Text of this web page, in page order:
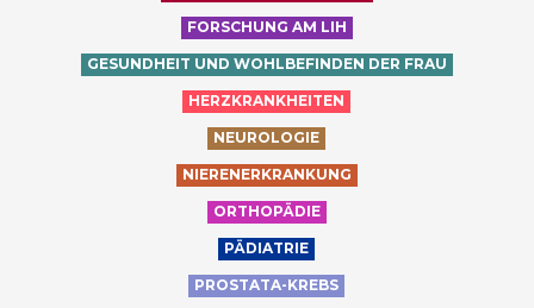
FORSCHUNG AM LIH
GESUNDHEIT UND WOHLBEFINDEN DER FRAU
HERZKRANKHEITEN
NEUROLOGIE
NIERENERKRANKUNG
ORTHOPÄDIE
PÄDIATRIE
PROSTATA-KREBS